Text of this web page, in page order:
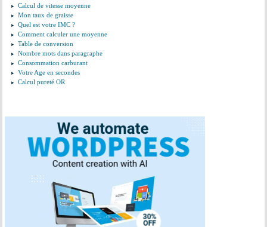
Calcul de vitesse moyenne
Mon taux de graisse
Quel est votre IMC ?
Comment calculer une moyenne
Table de conversion
Nombre mots dans paragraphe
Consommation carburant
Votre Age en secondes
Calcul pureté OR